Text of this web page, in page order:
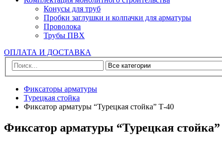
Конусы для труб
Пробки заглушки и колпачки для арматуры
Проволока
Трубы ПВХ
ОПЛАТА И ДОСТАВКА
Фиксаторы арматуры
Турецкая стойка
Фиксатор арматуры “Турецкая стойка” Т-40
Фиксатор арматуры “Турецкая